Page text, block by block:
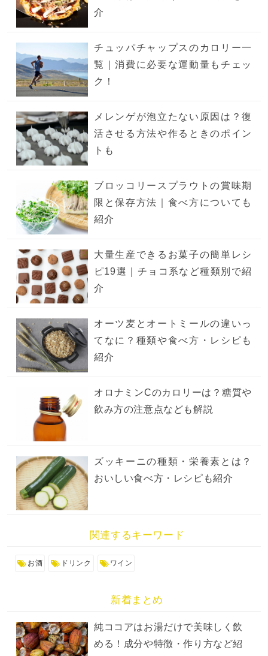
介
チュッパチャップスのカロリー一
覧｜消費に必要な運動量もチェッ
ク！
メレンゲが泡立たない原因は？復
活させる方法や作るときのポイン
トも
ブロッコリースプラウトの賞味期
限と保存方法｜食べ方についても
紹介
大量生産できるお菓子の簡単レシ
ピ19選｜チョコ系など種類別で紹
介
オーツ麦とオートミールの違いっ
てなに？種類や食べ方・レシピも
紹介
オロナミンCのカロリーは？糖質や
飲み方の注意点なども解説
ズッキーニの種類・栄養素とは？
おいしい食べ方・レシピも紹介
関連するキーワード
お酒 ドリンク ワイン
新着まとめ
純ココアはお湯だけで美味しく飲
める！成分や特徴・作り方など紹